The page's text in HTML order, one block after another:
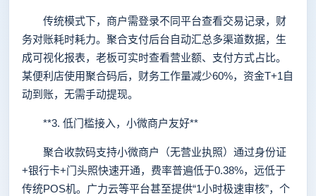
传统模式下，商户需登录不同平台查看交易记录，财
务对账耗时耗力。聚合支付后台自动汇总多渠道数据，生
成可视化报表，老板可实时查看营业额、支付方式占比。
某便利店使用聚合码后，财务工作量减少60%，资金T+1自
动到账，无需手动提现。
**3. 低门槛接入，小微商户友好**
聚合收款码支持小微商户（无营业执照）通过身份证
+银行卡+门头照快速开通，费率普遍低于0.38%，远低于
传统POS机。广力云等平台甚至提供“1小时极速审核”，个